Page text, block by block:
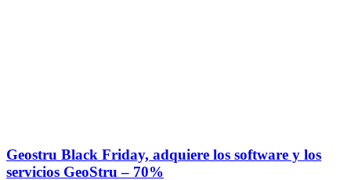
Geostru Black Friday, adquiere los software y los
servicios GeoStru – 70%